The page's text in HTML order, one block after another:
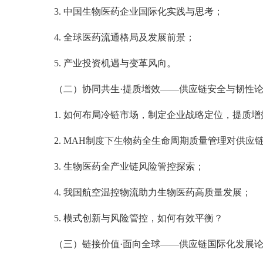
3. 中国生物医药企业国际化实践与思考；
4. 全球医药流通格局及发展前景；
5. 产业投资机遇与变革风向。
（二）协同共生·提质增效——供应链安全与韧性
1. 如何布局冷链市场，制定企业战略定位，提质增
2. MAH制度下生物药全生命周期质量管理对供应
3. 生物医药全产业链风险管控探索；
4. 我国航空温控物流助力生物医药高质量发展；
5. 模式创新与风险管控，如何有效平衡？
（三）链接价值·面向全球——供应链国际化发展